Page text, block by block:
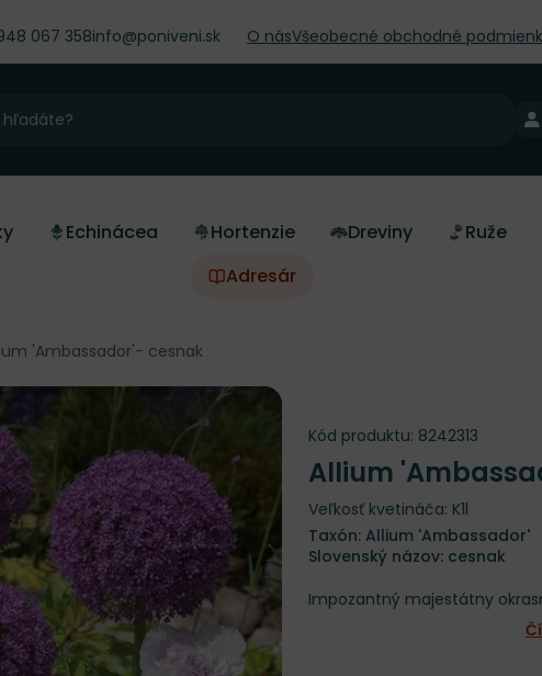
067 358info@poniveni.sk O násVšeobecné obchodné
Echinácea Hortenzie Dreviny Ruže
Adresár
'Ambassador'- cesnak
Kód produktu: 8242313
Allium
Veľkosť kvetináča: K1l
Taxón: Allium 'Ambassador'
Slovenský názov: cesnak
Impozantný majestátny